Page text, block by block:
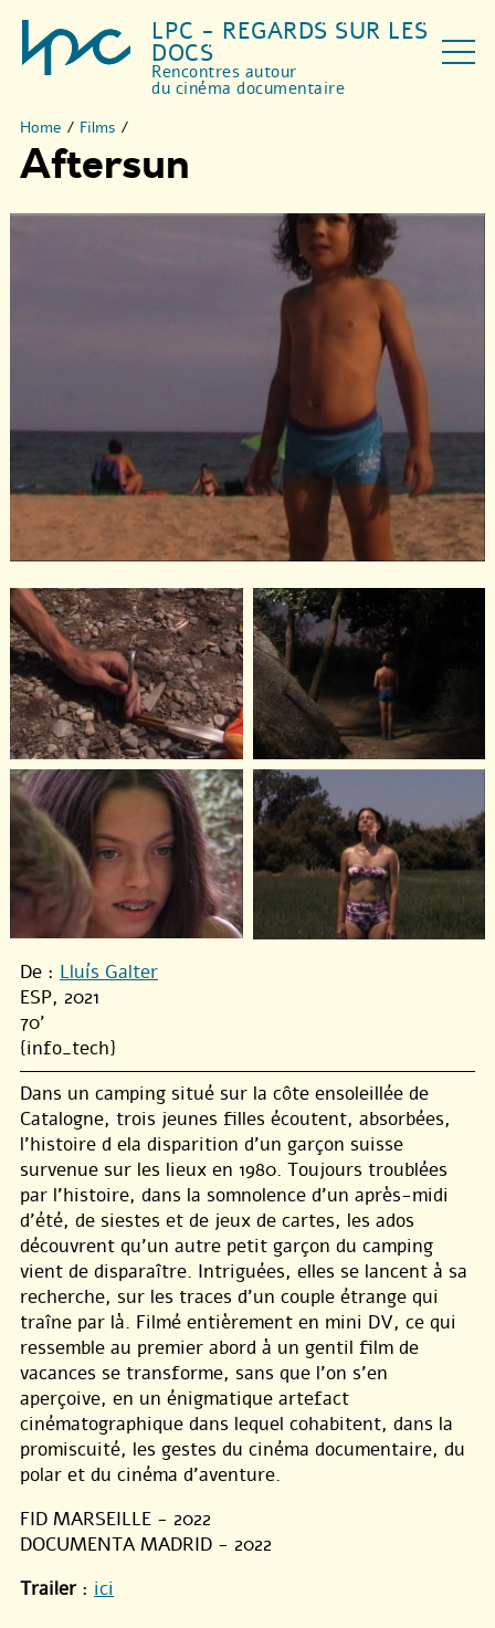
LPC - REGARDS SUR LES
DOCS
Rencontres autour
du cinéma documentaire
Home / Films /
Aftersun
De : Lluís Galter
ESP, 2021
70'
{info_tech}
Dans un camping situé sur la côte ensoleillée de
Catalogne, trois jeunes filles écoutent, absorbées,
l’histoire d ela disparition d’un garçon suisse
survenue sur les lieux en 1980. Toujours troublées
par l’histoire, dans la somnolence d’un après-midi
d’été, de siestes et de jeux de cartes, les ados
découvrent qu’un autre petit garçon du camping
vient de disparaître. Intriguées, elles se lancent à sa
recherche, sur les traces d’un couple étrange qui
traîne par là. Filmé entièrement en mini DV, ce qui
ressemble au premier abord à un gentil film de
vacances se transforme, sans que l’on s’en
aperçoive, en un énigmatique artefact
cinématographique dans lequel cohabitent, dans la
promiscuité, les gestes du cinéma documentaire, du
polar et du cinéma d’aventure.
FID MARSEILLE - 2022
DOCUMENTA MADRID - 2022
Trailer: ici